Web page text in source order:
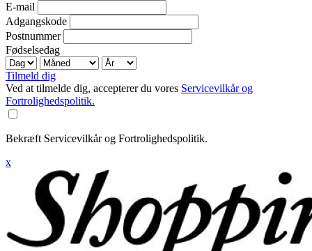
E-mail
Adgangskode
Postnummer
Fødselsedag
Tilmeld dig
Ved at tilmelde dig, accepterer du vores Servicevilkår og
Fortrolighedspolitik.
Bekræft Servicevilkår og Fortrolighedspolitik.
x